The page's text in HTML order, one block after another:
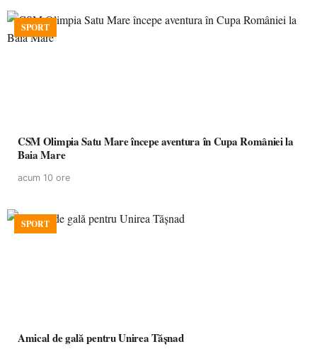
SPORT
CSM Olimpia Satu Mare începe aventura în Cupa României la
Baia Mare
acum 10 ore
SPORT
Amical de gală pentru Unirea Tășnad